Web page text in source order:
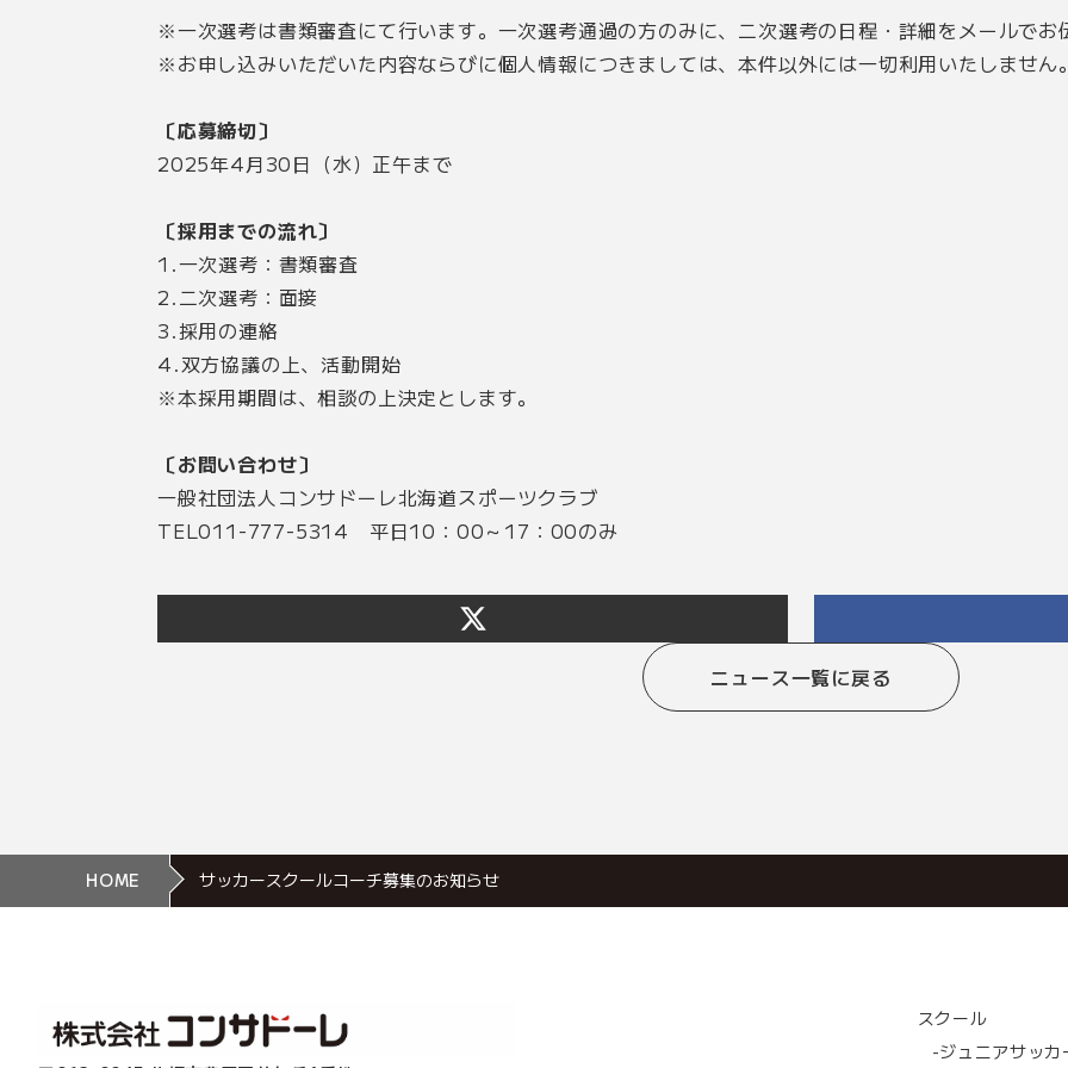
※一次選考は書類審査にて行います。一次選考通過の方のみに、二次選考の日程・詳細をメールでお
※お申し込みいただいた内容ならびに個人情報につきましては、本件以外には一切利用いたしません。
〔応募締切〕
2025年4月30日（水）正午まで
〔採用までの流れ〕
1.一次選考：書類審査
2.二次選考：面接
3.採用の連絡
4.双方協議の上、活動開始
※本採用期間は、相談の上決定とします。
〔お問い合わせ〕
一般社団法人コンサドーレ北海道スポーツクラブ
TEL011-777-5314 平日10：00～17：00のみ
ニュース一覧に戻る
HOME サッカースクールコーチ募集のお知らせ
スクール
-ジュニアサッカ